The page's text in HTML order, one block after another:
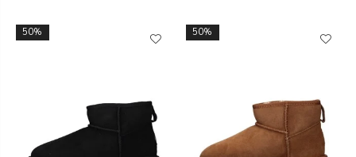
50% 50%